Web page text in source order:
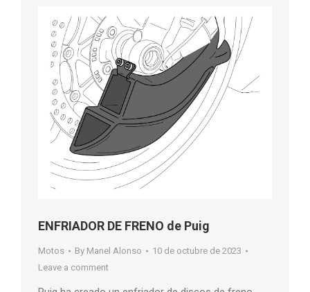
ENFRIADOR DE FRENO de Puig
Motos By Manel Alonso
10 de octubre de 2023
Leave a comment